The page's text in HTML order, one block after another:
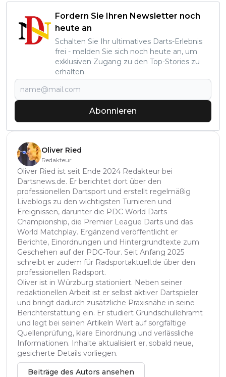
Fordern Sie Ihren Newsletter noch
heute an
Schalten Sie Ihr ultimatives Darts-Erlebnis
frei - melden Sie sich noch heute an, um
exklusiven Zugang zu den Top-Stories zu
erhalten.
Abonnieren
Oliver Ried
Redakteur
Oliver Ried ist seit Ende 2024 Redakteur bei
Dartsnews.de. Er berichtet dort über den
professionellen Dartsport und erstellt regelmäßig
Liveblogs zu den wichtigsten Turnieren und
Ereignissen, darunter die PDC World Darts
Championship, die Premier League Darts und das
World Matchplay. Ergänzend veröffentlicht er
Berichte, Einordnungen und Hintergrundtexte zum
Geschehen auf der PDC-Tour. Seit Anfang 2025
schreibt er zudem für Radsportaktuell.de über den
professionellen Radsport.
Oliver ist in Würzburg stationiert. Neben seiner
redaktionellen Arbeit ist er selbst aktiver Dartspieler
und bringt dadurch zusätzliche Praxisnähe in seine
Berichterstattung ein. Er studiert Grundschullehramt
und legt bei seinen Artikeln Wert auf sorgfältige
Quellenprüfung, klare Einordnung und verlässliche
Informationen. Inhalte aktualisiert er, sobald neue,
gesicherte Details vorliegen.
Beiträge des Autors ansehen